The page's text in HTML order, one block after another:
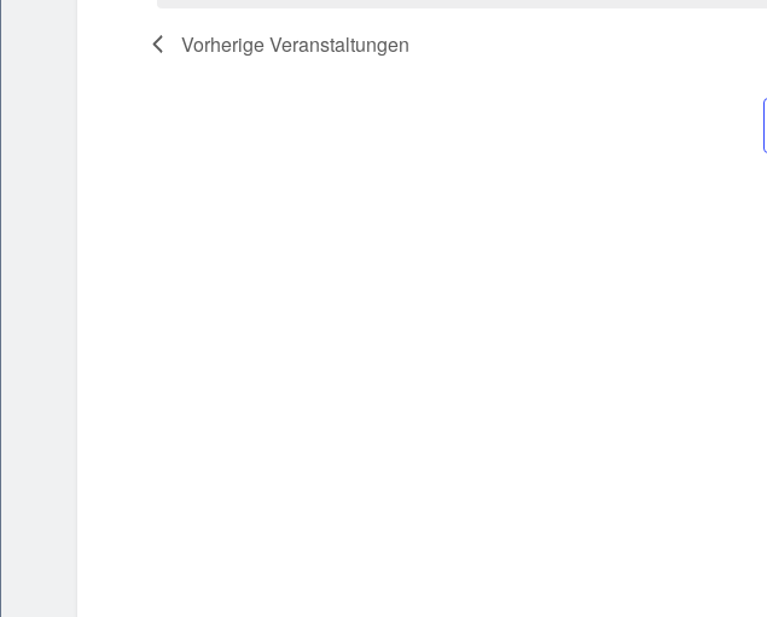
VorherigeVeranstaltungen